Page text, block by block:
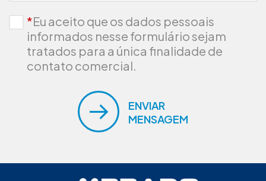
*Eu aceito que os dados pessoais
informados nesse formulário sejam
tratados para a única finalidade de
contato comercial.
ENVIAR
MENSAGEM